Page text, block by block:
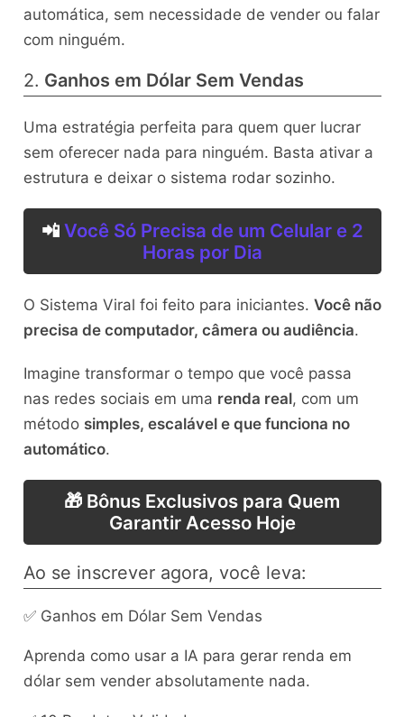
automática, sem necessidade de vender ou falar
com ninguém.
2. Ganhos em Dólar Sem Vendas
Uma estratégia perfeita para quem quer lucrar
sem oferecer nada para ninguém. Basta ativar a
estrutura e deixar o sistema rodar sozinho.
📲 Você Só Precisa de um Celular e 2
Horas por Dia
O Sistema Viral foi feito para iniciantes. Você não
precisa de computador, câmera ou audiência.
Imagine transformar o tempo que você passa
nas redes sociais em uma renda real, com um
método simples, escalável e que funciona no
automático.
🎁 Bônus Exclusivos para Quem
Garantir Acesso Hoje
Ao se inscrever agora, você leva:
✅ Ganhos em Dólar Sem Vendas
Aprenda como usar a IA para gerar renda em
dólar sem vender absolutamente nada.